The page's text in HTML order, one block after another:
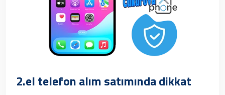
2.el telefon alım satımında dikkat